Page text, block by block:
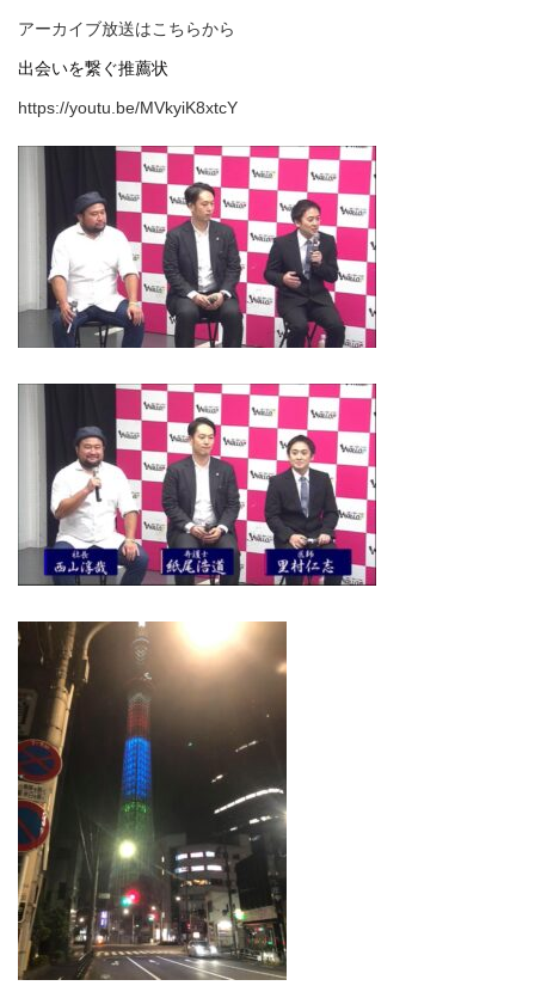
アーカイブ放送はこちらから
出会いを繋ぐ推薦状
https://youtu.be/MVkyiK8xtcY